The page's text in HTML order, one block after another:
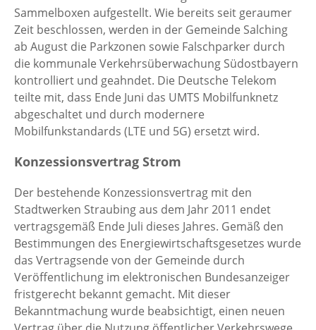
Sammelboxen aufgestellt. Wie bereits seit geraumer
Zeit beschlossen, werden in der Gemeinde Salching
ab August die Parkzonen sowie Falschparker durch
die kommunale Verkehrsüberwachung Südostbayern
kontrolliert und geahndet. Die Deutsche Telekom
teilte mit, dass Ende Juni das UMTS Mobilfunknetz
abgeschaltet und durch modernere
Mobilfunkstandards (LTE und 5G) ersetzt wird.
Konzessionsvertrag Strom
Der bestehende Konzessionsvertrag mit den
Stadtwerken Straubing aus dem Jahr 2011 endet
vertragsgemäß Ende Juli dieses Jahres. Gemäß den
Bestimmungen des Energiewirtschaftsgesetzes wurde
das Vertragsende von der Gemeinde durch
Veröffentlichung im elektronischen Bundesanzeiger
fristgerecht bekannt gemacht. Mit dieser
Bekanntmachung wurde beabsichtigt, einen neuen